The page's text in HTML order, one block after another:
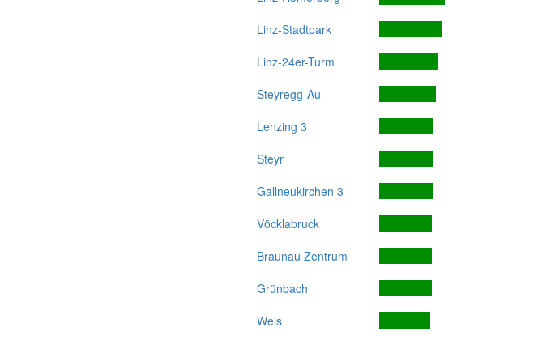
Linz-Stadtpark
Linz-24er-Turm
Steyregg-Au
Lenzing 3
Steyr
Gallneukirchen 3
Vöcklabruck
Braunau Zentrum
Grünbach
Wels